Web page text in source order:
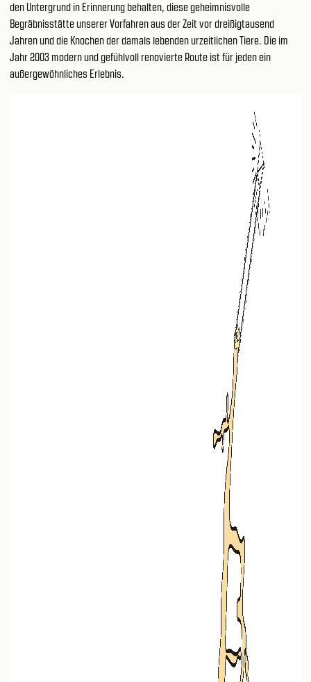
den Untergrund in Erinnerung behalten, diese geheimnisvolle
Begräbnisstätte unserer Vorfahren aus der Zeit vor dreißigtausend
Jahren und die Knochen der damals lebenden urzeitlichen Tiere. Die im
Jahr 2003 modern und gefühlvoll renovierte Route ist für jeden ein
außergewöhnliches Erlebnis.